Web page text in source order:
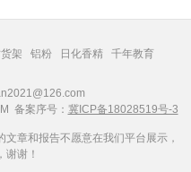
架 铝粉 日化香精 千年教育
备案序号： 冀ICP备18028519号-3
章和报告不愿意在我们平台展示，
谢谢！